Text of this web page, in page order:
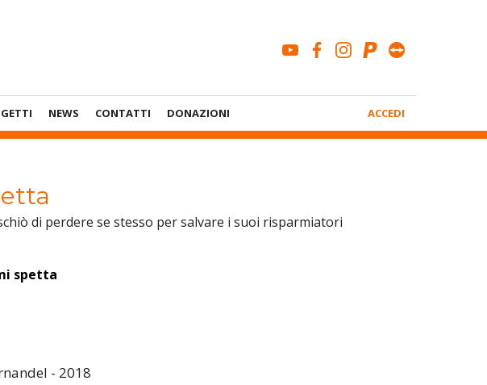
youtubefacebook
instagram
paypal
NEWS CONTATTI DONAZIONI
Account
ACCEDI
di perdere se stesso per salvare i suoi risparmiatori
spetta
- 2018